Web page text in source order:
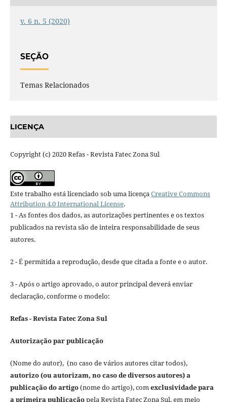
v. 6 n. 5 (2020)
SEÇÃO
Temas Relacionados
LICENÇA
Copyright (c) 2020 Refas - Revista Fatec Zona Sul
Este trabalho está licenciado sob uma licençaCreative Commons
Attribution 4.0 International License.
1 - As fontes dos dados, as autorizações pertinentes e os textos
publicados na revista são de inteira responsabilidade de seus
autores.
2 - É permitida a reprodução, desde que citada a fonte e o autor.
3 - Após o artigo aprovado, o autor principal deverá enviar
declaração, conforme o modelo:
Refas - Revista Fatec Zona Sul
Autorização par publicação
(Nome do autor), (no caso de vários autores citar todos),
autorizo (ou autorizam, no caso de diversos autores) a
publicação do artigo(nome do artigo), comexclusividade para
a primeira publicaçãopela Revista Fatec Zona Sul, em meio